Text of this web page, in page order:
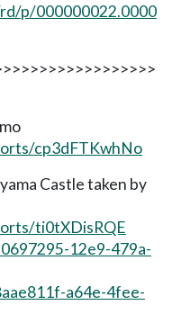
p/000000022.0000
cp3dFTKwhNo
Castle taken by
ti0tXDisRQE
12e9-479a-
a64e-4fee-